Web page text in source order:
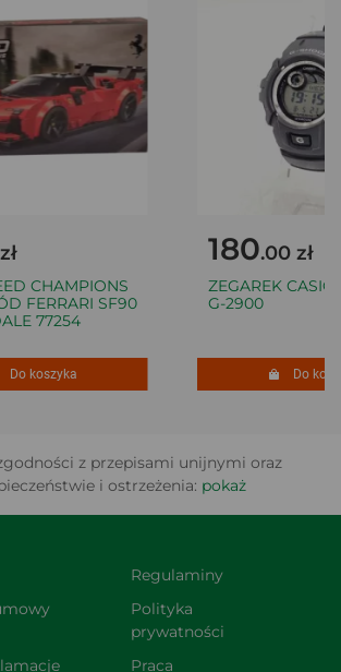
CHAMPIONS
FERRARI SF90
77254
Do koszyka
180.00 zł
ZEGAREK CASIO
G-2900
Do
z przepisami unijnymi oraz
i ostrzeżenia: pokaż
Regulaminy
Polityka
prywatności
Praca